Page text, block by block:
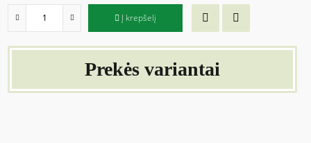
Į krepšelį
Prekės variantai